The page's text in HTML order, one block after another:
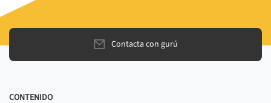
Contacta con gurú
CONTENIDO